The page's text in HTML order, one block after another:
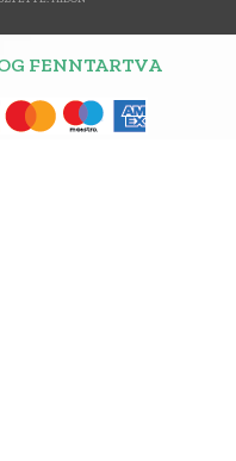
FENNTARTVA